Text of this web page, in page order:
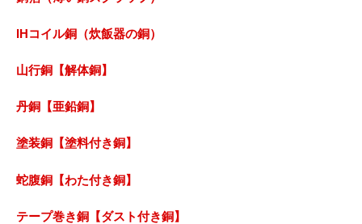
IHコイル銅（炊飯器の銅）
山行銅【解体銅】
丹銅【亜鉛銅】
塗装銅【塗料付き銅】
蛇腹銅【わた付き銅】
テープ巻き銅【ダスト付き銅】